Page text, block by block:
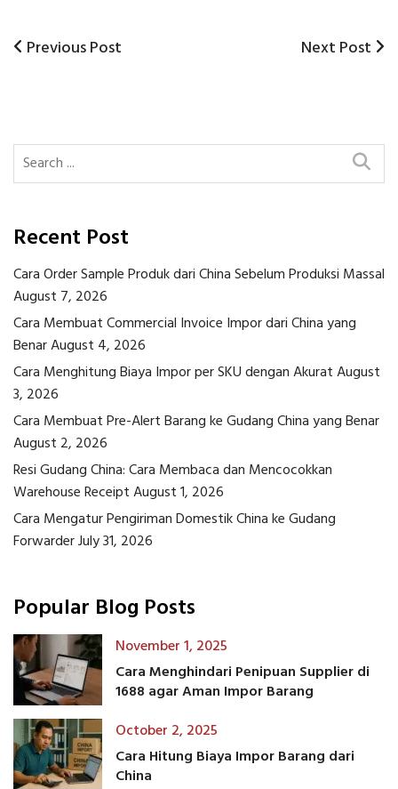
Post
Previous
Previous Post
Next
Next Post
Recent Post
Cara Order Sample Produk dari China Sebelum Produksi Massal
August 7, 2026
Cara Membuat Commercial Invoice Impor dari China yang
BenarAugust 4, 2026
Cara Menghitung Biaya Impor per SKU dengan AkuratAugust
3, 2026
Cara Membuat Pre-Alert Barang ke Gudang China yang Benar
August 2, 2026
Resi Gudang China: Cara Membaca dan Mencocokkan
Warehouse ReceiptAugust 1, 2026
Cara Mengatur Pengiriman Domestik China ke Gudang
ForwarderJuly 31, 2026
Popular Blog Posts
November 1, 2025
Cara Menghindari Penipuan Supplier di
1688 agar Aman Impor Barang
October 2, 2025
Cara Hitung Biaya Impor Barang dari
China